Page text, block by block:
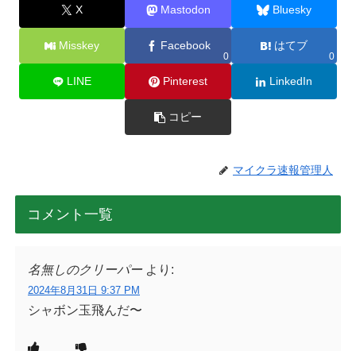
X Mastodon Bluesky
Misskey Facebook
0
はてブ
0
LINE Pinterest LinkedIn
コピー
マイクラ速報管理人
コメント一覧
名無しのクリーパー より:
2024年8月31日 9:37 PM
シャボン玉飛んだ〜